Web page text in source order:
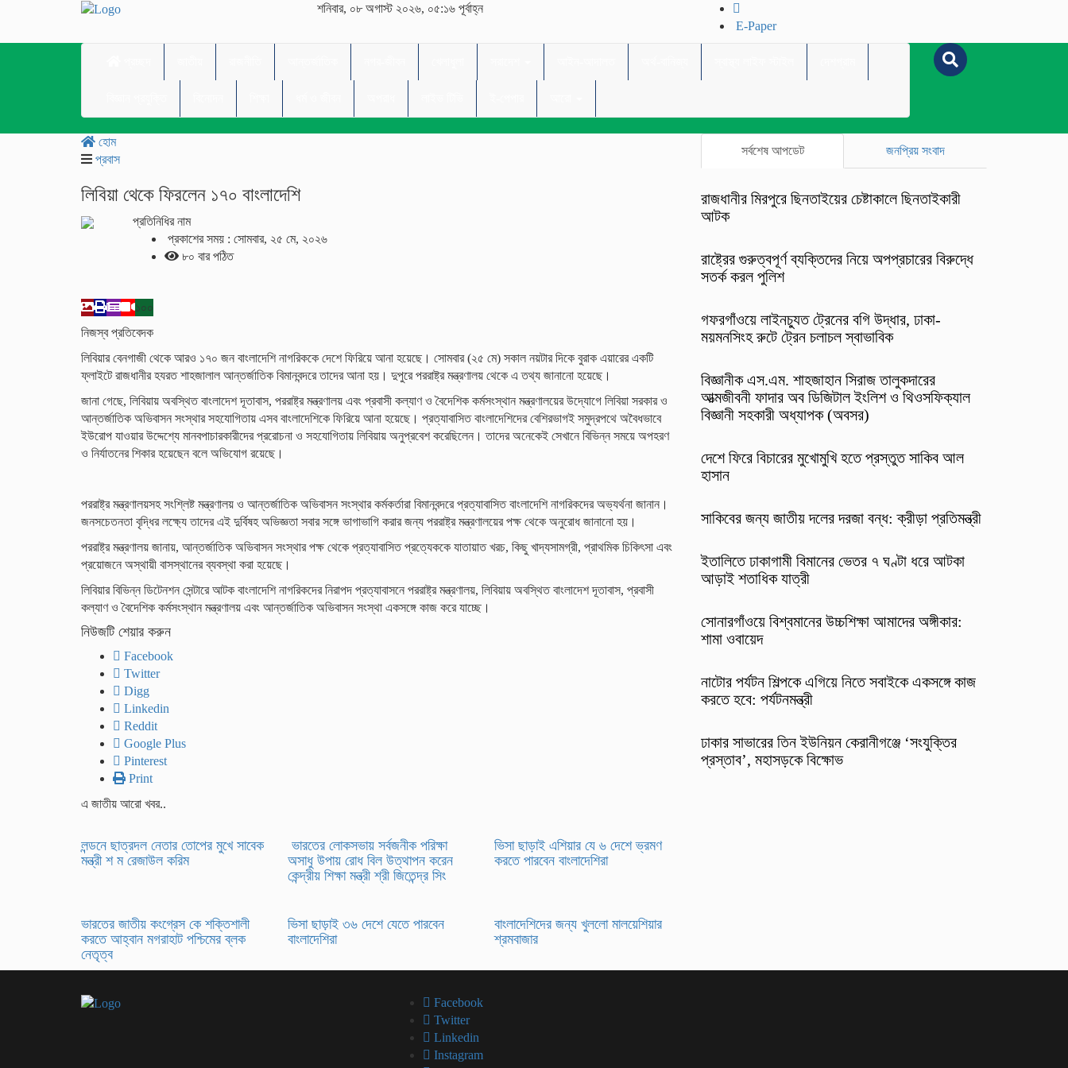
শনিবার, ০৮ অগাস্ট ২০২৬, ০৫:১৬ পূর্বাহ্ন
E-Paper
হোম
প্রবাস
লিবিয়া থেকে ফিরলেন ১৭০ বাংলাদেশি
প্রতিনিধির নাম
প্রকাশের সময় : সোমবার, ২৫ মে, ২০২৬
৮০ বার পঠিত
১০০
নিজস্ব প্রতিবেদক
লিবিয়ার বেনগাজী থেকে আরও ১৭০ জন বাংলাদেশি নাগরিককে দেশে ফিরিয়ে আনা হয়েছে। সোমবার (২৫ মে) সকাল নয়টার দিকে বুরাক এয়ারের একটি
ফ্লাইটে রাজধানীর হযরত শাহজালাল আন্তর্জাতিক বিমানবন্দরে তাদের আনা হয়। দুপুরে পররাষ্ট্র মন্ত্রণালয় থেকে এ তথ্য জানানো হয়েছে।
জানা গেছে, লিবিয়ায় অবস্থিত বাংলাদেশ দূতাবাস, পররাষ্ট্র মন্ত্রণালয় এবং প্রবাসী কল্যাণ ও বৈদেশিক কর্মসংস্থান মন্ত্রণালয়ের উদ্যোগে লিবিয়া সরকার ও
আন্তর্জাতিক অভিবাসন সংস্থার সহযোগিতায় এসব বাংলাদেশিকে ফিরিয়ে আনা হয়েছে। প্রত্যাবাসিত বাংলাদেশিদের বেশিরভাগই সমুদ্রপথে অবৈধভাবে
ইউরোপ যাওয়ার উদ্দেশ্যে মানবপাচারকারীদের প্ররোচনা ও সহযোগিতায় লিবিয়ায় অনুপ্রবেশ করেছিলেন। তাদের অনেকেই সেখানে বিভিন্ন সময়ে অপহরণ
ও নির্যাতনের শিকার হয়েছেন বলে অভিযোগ রয়েছে।
পররাষ্ট্র মন্ত্রণালয়সহ সংশ্লিষ্ট মন্ত্রণালয় ও আন্তর্জাতিক অভিবাসন সংস্থার কর্মকর্তারা বিমানবন্দরে প্রত্যাবাসিত বাংলাদেশি নাগরিকদের অভ্যর্থনা জানান।
জনসচেতনতা বৃদ্ধির লক্ষ্যে তাদের এই দুর্বিষহ অভিজ্ঞতা সবার সঙ্গে ভাগাভাগি করার জন্য পররাষ্ট্র মন্ত্রণালয়ের পক্ষ থেকে অনুরোধ জানানো হয়।
পররাষ্ট্র মন্ত্রণালয় জানায়, আন্তর্জাতিক অভিবাসন সংস্থার পক্ষ থেকে প্রত্যাবাসিত প্রত্যেককে যাতায়াত খরচ, কিছু খাদ্যসামগ্রী, প্রাথমিক চিকিৎসা এবং
প্রয়োজনে অস্থায়ী বাসস্থানের ব্যবস্থা করা হয়েছে।
লিবিয়ার বিভিন্ন ডিটেনশন সেন্টারে আটক বাংলাদেশি নাগরিকদের নিরাপদ প্রত্যাবাসনে পররাষ্ট্র মন্ত্রণালয়, লিবিয়ায় অবস্থিত বাংলাদেশ দূতাবাস, প্রবাসী
কল্যাণ ও বৈদেশিক কর্মসংস্থান মন্ত্রণালয় এবং আন্তর্জাতিক অভিবাসন সংস্থা একসঙ্গে কাজ করে যাচ্ছে।
নিউজটি শেয়ার করুন
Facebook
Twitter
Digg
Linkedin
Reddit
Google Plus
Pinterest
Print
এ জাতীয় আরো খবর..
লন্ডনে ছাত্রদল নেতার তোপের মুখে সাবেক
মন্ত্রী শ ম রেজাউল করিম
ভারতের লোকসভায় সর্বজনীক পরিক্ষা
অসাধু উপায় রোধ বিল উত্থাপন করেন
কেন্দ্রীয় শিক্ষা মন্ত্রী শ্রী জিতেন্দ্র সিং
ভিসা ছাড়াই এশিয়ার যে ৬ দেশে ভ্রমণ
করতে পারবেন বাংলাদেশিরা
ভারতের জাতীয় কংগ্রেস কে শক্তিশালী
করতে আহ্বান মগরাহাট পশ্চিমের ব্লক
নেতৃত্ব
ভিসা ছাড়াই ৩৬ দেশে যেতে পারবেন
বাংলাদেশিরা
বাংলাদেশিদের জন্য খুললো মালয়েশিয়ার
শ্রমবাজার
সর্বশেষ আপডেট জনপ্রিয় সংবাদ
রাজধানীর মিরপুরে ছিনতাইয়ের চেষ্টাকালে ছিনতাইকারী
আটক
রাষ্ট্রের গুরুত্বপূর্ণ ব্যক্তিদের নিয়ে অপপ্রচারের বিরুদ্ধে
সতর্ক করল পুলিশ
গফরগাঁওয়ে লাইনচ্যুত ট্রেনের বগি উদ্ধার, ঢাকা-
ময়মনসিংহ রুটে ট্রেন চলাচল স্বাভাবিক
বিজ্ঞানীক এস.এম. শাহজাহান সিরাজ তালুকদারের
আত্মজীবনী ফাদার অব ডিজিটাল ইংলিশ ও থিওসফিক্যাল
বিজ্ঞানী সহকারী অধ্যাপক (অবসর)
দেশে ফিরে বিচারের মুখোমুখি হতে প্রস্তুত সাকিব আল
হাসান
সাকিবের জন্য জাতীয় দলের দরজা বন্ধ: ক্রীড়া প্রতিমন্ত্রী
ইতালিতে ঢাকাগামী বিমানের ভেতর ৭ ঘণ্টা ধরে আটকা
আড়াই শতাধিক যাত্রী
সোনারগাঁওয়ে বিশ্বমানের উচ্চশিক্ষা আমাদের অঙ্গীকার:
শামা ওবায়েদ
নাটোর পর্যটন শিল্পকে এগিয়ে নিতে সবাইকে একসঙ্গে কাজ
করতে হবে: পর্যটনমন্ত্রী
ঢাকার সাভারের তিন ইউনিয়ন কেরানীগঞ্জে ‘সংযুক্তির
প্রস্তাব’, মহাসড়কে বিক্ষোভ
Facebook
Twitter
Linkedin
Instagram